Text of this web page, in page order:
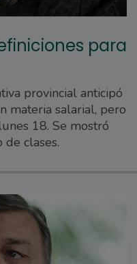
para
provincial anticipó
materia salarial, pero
18. Se mostró
clases.